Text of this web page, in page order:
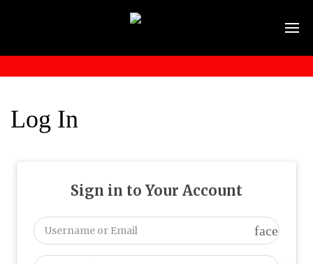
Log In
Sign in to Your Account
face